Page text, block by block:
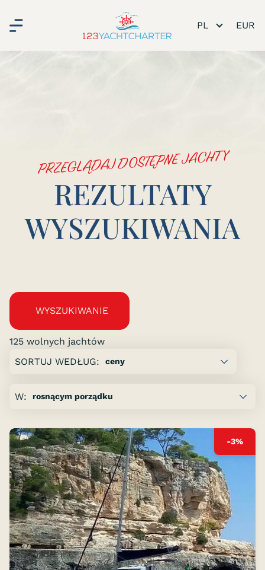
PL
PRZEGLĄDAJ DOSTĘPNE JACHTY
REZULTATY
WYSZUKIWANIA
WYSZUKIWANIE
125 wolnych jachtów
Strona:
od
następna
SORTUJ WEDŁUG:
W:
-3%